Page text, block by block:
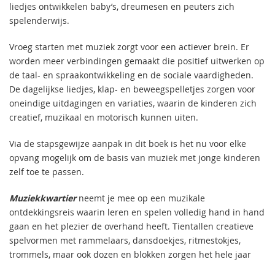
liedjes ontwikkelen baby’s, dreumesen en peuters zich
spelenderwijs.
Vroeg starten met muziek zorgt voor een actiever brein. Er
worden meer verbindingen gemaakt die positief uitwerken op
de taal- en spraakontwikkeling en de sociale vaardigheden.
De dagelijkse liedjes, klap- en beweegspelletjes zorgen voor
oneindige uitdagingen en variaties, waarin de kinderen zich
creatief, muzikaal en motorisch kunnen uiten.
Via de stapsgewijze aanpak in dit boek is het nu voor elke
opvang mogelijk om de basis van muziek met jonge kinderen
zelf toe te passen.
Muziekkwartierneemt je mee op een muzikale
ontdekkingsreis waarin leren en spelen volledig hand in hand
gaan en het plezier de overhand heeft. Tientallen creatieve
spelvormen met rammelaars, dansdoekjes, ritmestokjes,
trommels, maar ook dozen en blokken zorgen het hele jaar